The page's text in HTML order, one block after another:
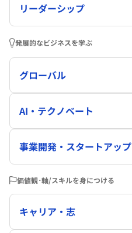
リーダーシップ
発展的なビジネスを学ぶ
グローバル
AI・テクノベート
事業開発・スタートアップ
価値観･軸/スキルを身につける
キャリア・志